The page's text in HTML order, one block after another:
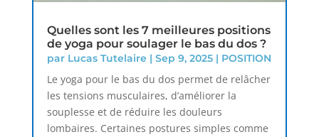
Quelles sont les 7 meilleures positions
de yoga pour soulager le bas du dos ?
par Lucas Tutelaire | Sep 9, 2025| POSITION
Le yoga pour le bas du dos permet de relâcher
les tensions musculaires, d’améliorer la
souplesse et de réduire les douleurs
lombaires. Certaines postures simples comme